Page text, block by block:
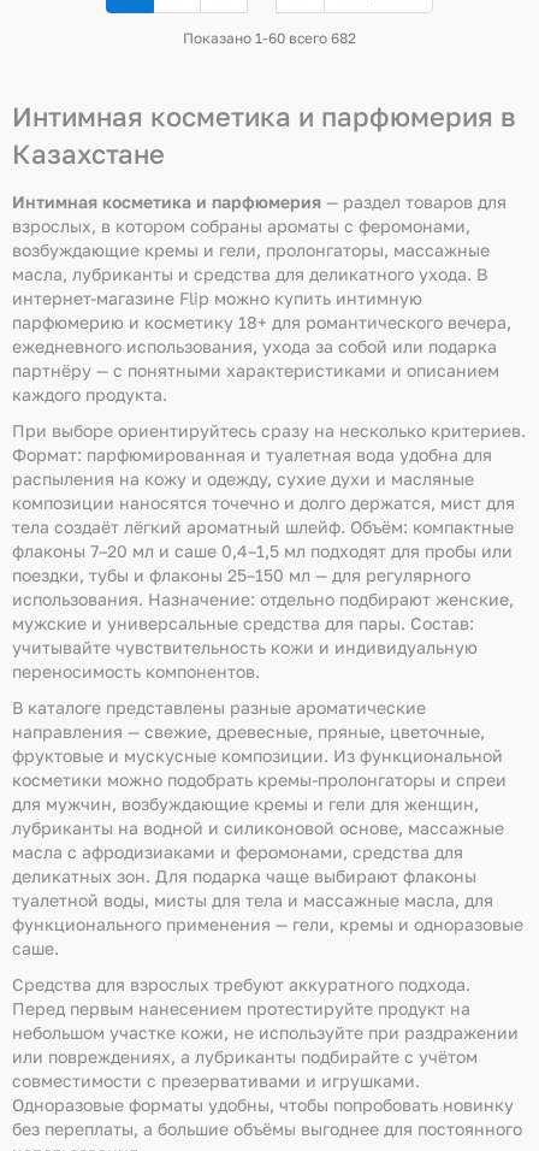
Показано 1-60 всего 682
Интимная косметика и парфюмерия в
Казахстане
Интимная косметика и парфюмерия — раздел товаров для
взрослых, в котором собраны ароматы с феромонами,
возбуждающие кремы и гели, пролонгаторы, массажные
масла, лубриканты и средства для деликатного ухода. В
интернет-магазине Flip можно купить интимную
парфюмерию и косметику 18+ для романтического вечера,
ежедневного использования, ухода за собой или подарка
партнёру — с понятными характеристиками и описанием
каждого продукта.
При выборе ориентируйтесь сразу на несколько критериев.
Формат: парфюмированная и туалетная вода удобна для
распыления на кожу и одежду, сухие духи и масляные
композиции наносятся точечно и долго держатся, мист для
тела создаёт лёгкий ароматный шлейф. Объём: компактные
флаконы 7–20 мл и саше 0,4–1,5 мл подходят для пробы или
поездки, тубы и флаконы 25–150 мл — для регулярного
использования. Назначение: отдельно подбирают женские,
мужские и универсальные средства для пары. Состав:
учитывайте чувствительность кожи и индивидуальную
переносимость компонентов.
В каталоге представлены разные ароматические
направления — свежие, древесные, пряные, цветочные,
фруктовые и мускусные композиции. Из функциональной
косметики можно подобрать кремы-пролонгаторы и спреи
для мужчин, возбуждающие кремы и гели для женщин,
лубриканты на водной и силиконовой основе, массажные
масла с афродизиаками и феромонами, средства для
деликатных зон. Для подарка чаще выбирают флаконы
туалетной воды, мисты для тела и массажные масла, для
функционального применения — гели, кремы и одноразовые
саше.
Средства для взрослых требуют аккуратного подхода.
Перед первым нанесением протестируйте продукт на
небольшом участке кожи, не используйте при раздражении
или повреждениях, а лубриканты подбирайте с учётом
совместимости с презервативами и игрушками.
Одноразовые форматы удобны, чтобы попробовать новинку
без переплаты, а большие объёмы выгоднее для постоянного